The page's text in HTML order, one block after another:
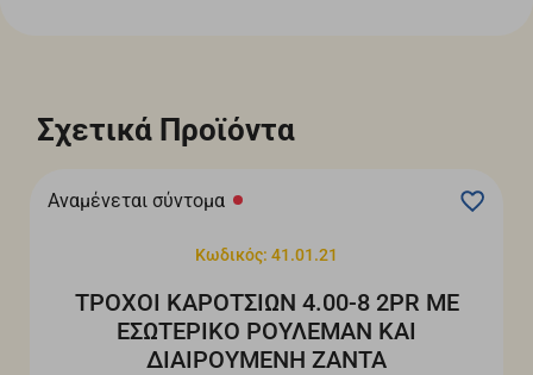
Σχετικά Προϊόντα
Αναμένεται σύντομα
Κωδικός: 41.01.21
ΤΡΟΧΟΙ ΚΑΡΟΤΣΙΩΝ 4.00-8 2PR ΜΕ
ΕΣΩΤΕΡΙΚΟ ΡΟΥΛΕΜΑΝ ΚΑΙ
ΔΙΑΙΡΟΥΜΕΝΗ ΖΑΝΤΑ